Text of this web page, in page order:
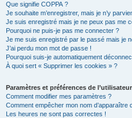
Que signifie COPPA ?
Je souhaite m’enregistrer, mais je n’y
Je suis enregistré mais je ne peux pas me
Pourquoi ne puis-je pas me connecter ?
Je me suis enregistré par le passé mais je
J’ai perdu mon mot de passe !
Pourquoi suis-je automatiquement
À quoi sert « Supprimer les cookies » ?
Paramètres et préférences de l’utilisateur
Comment modifier mes paramètres ?
Comment empêcher mon nom
Les heures ne sont pas correctes !